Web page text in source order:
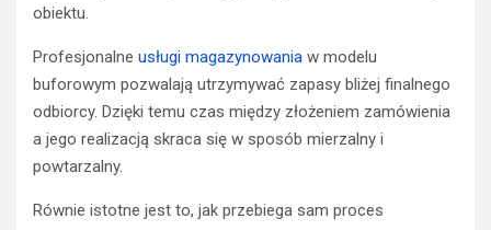
obiektu.
Profesjonalne usługi magazynowania w modelu
buforowym pozwalają utrzymywać zapasy bliżej finalnego
odbiorcy. Dzięki temu czas między złożeniem zamówienia
a jego realizacją skraca się w sposób mierzalny i
powtarzalny.
Równie istotne jest to, jak przebiega sam proces